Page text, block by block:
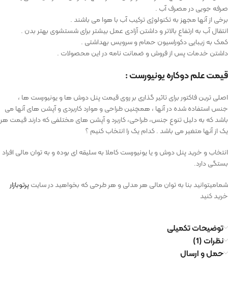
صرفه جویی در مصرف آب .
برخی از آنها مجهز به تکنولوژی ترکیب آب با هوا می باشند .
انتقال آب به ارتفاع بالاتر و داشتن آزادی عمل بیشتر برای شستشوی بهتر بدن .
کمک به زیبایی دکوراسیون حمام و سرویس بهداشتی .
داشتن خدمات پس از فروش و ضمانت نامه در این محصولات .
قیمت علم دوکاره یونیورست :
اصلی ترین فاکتور برای تاثیر گذاری بر روی قیمت پنل دوش ها و یونیورست ها ،
جنس استفاده شده در آنها ، همچنین طراحی و موارد کاربردی و آپشن های آنها می
باشد که به دلیل تنوع جنس، طراحی، کاربرد و آپشن های مختلفی که دارند قیمت هر
یک از آنها متغیر می باشد . کدام یک را انتخاب کنیم ؟
انتخاب و خرید پنل دوش و یا یونیورست کاملا به سلیقه ای بوده و به توان مالی افراد
بستگی دارد.
شمامیتوانید بنا به توان مالی هر مدلی و هر طرحی که بخواهید در سایتپرتوبازار
خرید کنید
توضیحات تکمیلی
نظرات (1)
حمل و ارسال